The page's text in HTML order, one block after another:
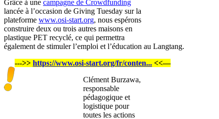
Grâce à une campagne de Crowdfunding
lancée à l’occasion de Giving Tuesday sur la
plateforme www.osi-start.org, nous espérons
construire deux ou trois autres maisons en
plastique PET recyclé, ce qui permettra
également de stimuler l’emploi et l’éducation au Langtang.
--->> https://www.osi-start.org/fr/conten... <<—
Clément Burzawa,
responsable
pédagogique et
logistique pour
toutes les actions